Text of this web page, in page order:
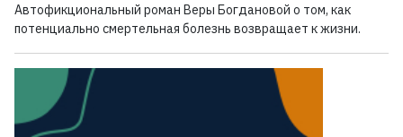
Автофикциональный роман Веры Богдановой о том, как
потенциально смертельная болезнь возвращает к жизни.